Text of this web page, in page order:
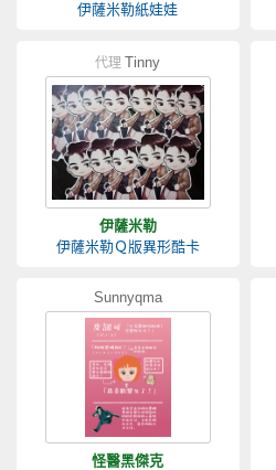
伊薩米勒紙娃娃
代理 Tinny
伊薩米勒
伊薩米勒Ｑ版異形酷卡
Sunnyqma
怪醫黑傑克